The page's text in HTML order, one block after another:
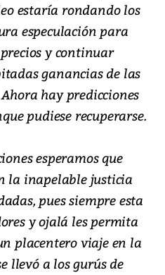
estaría rondando los
especulación para
y continuar
ganancias de las
hay predicciones
pudiese recuperarse.
esperamos que
la inapelable justicia
pues siempre esta
y ojalá les permita
placentero viaje en la
llevó a los gurús de